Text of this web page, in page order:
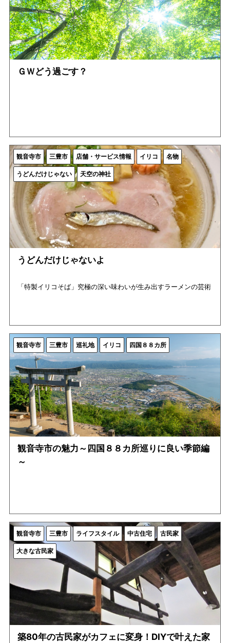
ＧＷどう過ごす？
観音寺市 三豊市 店舗・サービス情報 イリコ 名物
うどんだけじゃない 天空の神社
うどんだけじゃないよ
「特製イリコそば」究極の深い味わいが生み出すラーメンの芸術
観音寺市 三豊市 巡礼地 イリコ 四国８８カ所
観音寺市の魅力～四国８８カ所巡りに良い季節編
～
観音寺市 三豊市 ライフスタイル 中古住宅 古民家
大きな古民家
築80年の古民家がカフェに変身！DIYで叶えた家